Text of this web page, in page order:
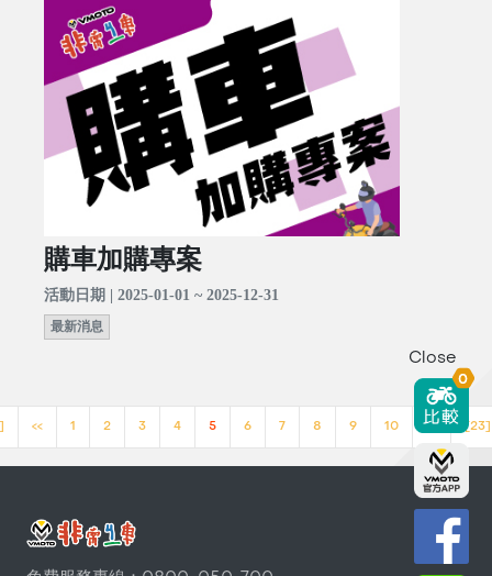
購車加購專案
活動日期 | 2025-01-01 ~ 2025-12-31
最新消息
<< 1 2 3 4 5 6 7 8 9 10 >> [23]
Close
0